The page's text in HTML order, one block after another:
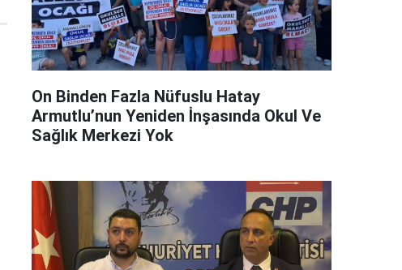
On Binden Fazla Nüfuslu Hatay
Armutlu’nun Yeniden İnşasında Okul Ve
Sağlık Merkezi Yok